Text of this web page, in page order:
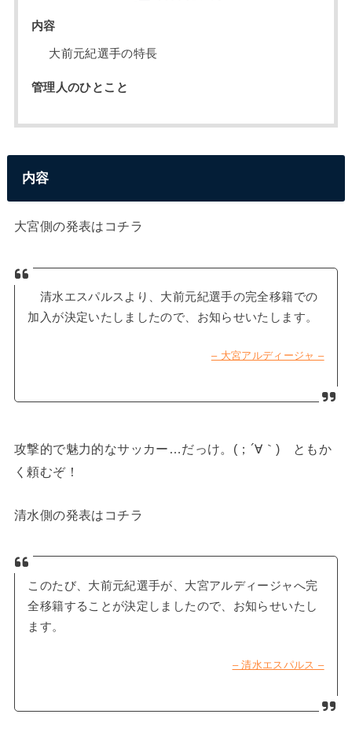
内容
大前元紀選手の特長
管理人のひとこと
内容
大宮側の発表はコチラ
清水エスパルスより、大前元紀選手の完全移籍での
加入が決定いたしましたので、お知らせいたします。
– 大宮アルディージャ –
攻撃的で魅力的なサッカー…だっけ。(；´∀｀) ともか
く頼むぞ！
清水側の発表はコチラ
このたび、大前元紀選手が、大宮アルディージャへ完
全移籍することが決定しましたので、お知らせいたし
ます。
– 清水エスパルス –